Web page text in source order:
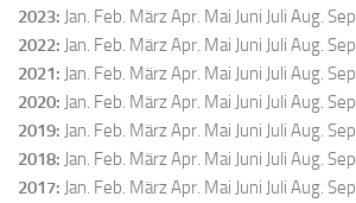
2023: Jan. Feb. MärzApr. Mai Juni Juli Aug. Sep.
2022: Jan. Feb. MärzApr. Mai Juni Juli Aug. Sep.
2021: Jan. Feb. MärzApr. Mai Juni Juli Aug. Sep.
2020: Jan. Feb. MärzApr. Mai Juni Juli Aug. Sep.
2019: Jan. Feb. MärzApr. Mai Juni Juli Aug. Sep.
2018: Jan. Feb. MärzApr. Mai Juni Juli Aug. Sep.
2017: Jan. Feb. MärzApr. Mai Juni Juli Aug. Sep.